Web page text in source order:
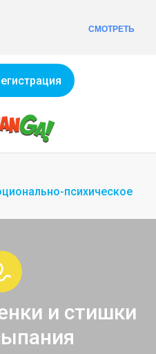
психическое
и стишки
СМОТРЕТЬ